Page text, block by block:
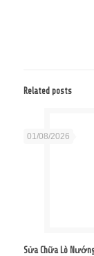
Related posts
01/08/2026
Sửa Chữa Lò